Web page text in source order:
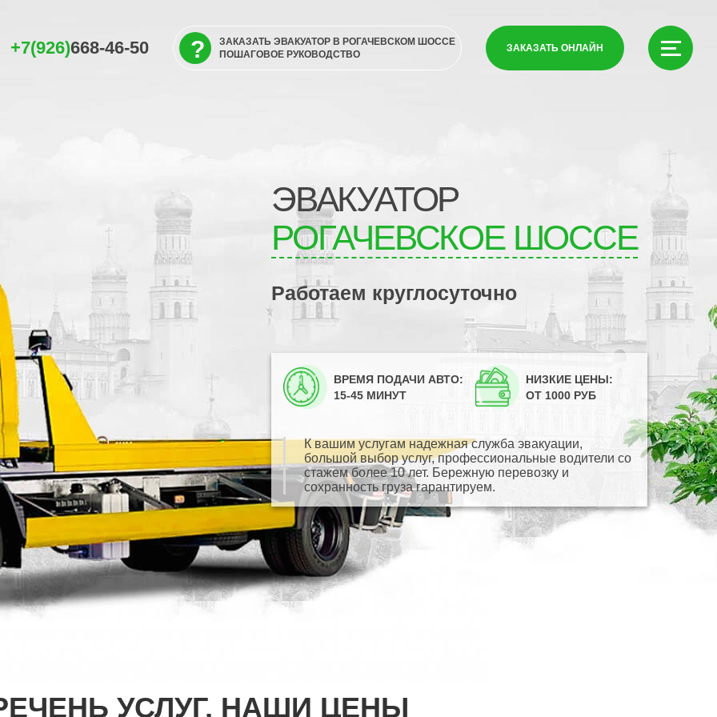
+7(926)668-46-50 ?
ЗАКАЗАТЬ ЭВАКУАТОР В РОГАЧЕВСКОМ ШОССЕ
ПОШАГОВОЕ РУКОВОДСТВО
ЗАКАЗАТЬ ОНЛАЙН
ЭВАКУАТОР
РОГАЧЕВСКОЕ ШОССЕ
Работаем круглосуточно
ВРЕМЯ ПОДАЧИ АВТО:
15-45 МИНУТ
НИЗКИЕ ЦЕНЫ:
ОТ 1000 РУБ
К вашим услугам надежная служба эвакуации,
большой выбор услуг, профессиональные водители со
стажем более 10 лет. Бережную перевозку и
сохранность груза гарантируем.
УСЛУГ, НАШИ ЦЕНЫ